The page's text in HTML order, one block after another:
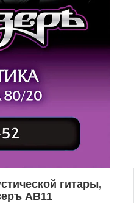
гитары,
AB11